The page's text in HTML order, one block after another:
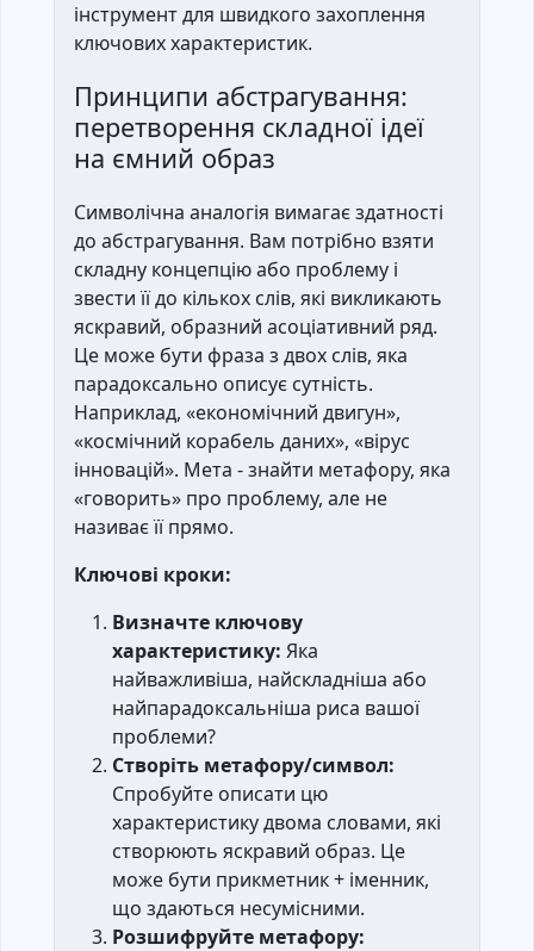
інструмент для швидкого захоплення
ключових характеристик.
Принципи абстрагування:
перетворення складної ідеї
на ємний образ
Символічна аналогія вимагає здатності
до абстрагування. Вам потрібно взяти
складну концепцію або проблему і
звести її до кількох слів, які викликають
яскравий, образний асоціативний ряд.
Це може бути фраза з двох слів, яка
парадоксально описує сутність.
Наприклад, «економічний двигун»,
«космічний корабель даних», «вірус
інновацій». Мета - знайти метафору, яка
«говорить» про проблему, але не
називає її прямо.
Ключові кроки:
Визначте ключову
характеристику: Яка
найважливіша, найскладніша або
найпарадоксальніша риса вашої
проблеми?
Створіть метафору/символ:
Спробуйте описати цю
характеристику двома словами, які
створюють яскравий образ. Це
може бути прикметник + іменник,
що здаються несумісними.
Розшифруйте метафору: